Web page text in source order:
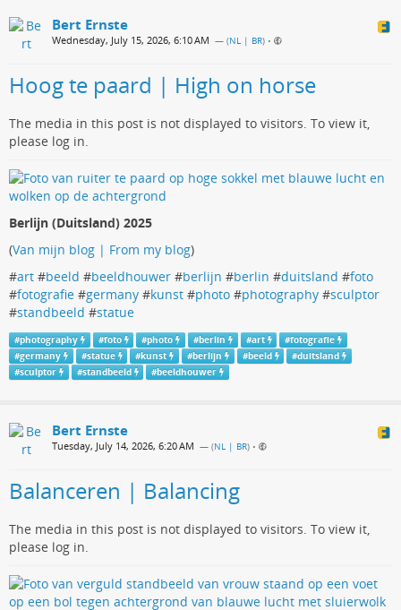
Bert Ernste
Wednesday, July 15, 2026, 6:10 AM — (NL | BR) •
Hoog te paard | High on horse
The media in this post is not displayed to visitors. To view it,
please log in.
Berlijn (Duitsland) 2025
(Van mijn blog | From my blog)
#art #beeld #beeldhouwer #berlijn #berlin #duitsland #foto
#fotografie #germany #kunst #photo #photography #sculptor
#standbeeld #statue
#photography #foto #photo #berlin #art #fotografie
#germany #statue #kunst #berlijn #beeld #duitsland
#sculptor #standbeeld #beeldhouwer
Bert Ernste
Tuesday, July 14, 2026, 6:20 AM — (NL | BR) •
Balanceren | Balancing
The media in this post is not displayed to visitors. To view it,
please log in.